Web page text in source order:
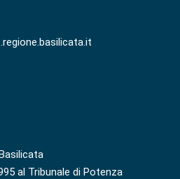
al Tribunale di Potenza